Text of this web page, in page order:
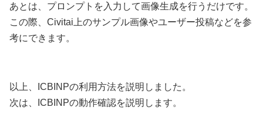
あとは、プロンプトを入力して画像生成を行うだけです。
この際、Civitai上のサンプル画像やユーザー投稿などを参
考にできます。
以上、ICBINPの利用方法を説明しました。
次は、ICBINPの動作確認を説明します。